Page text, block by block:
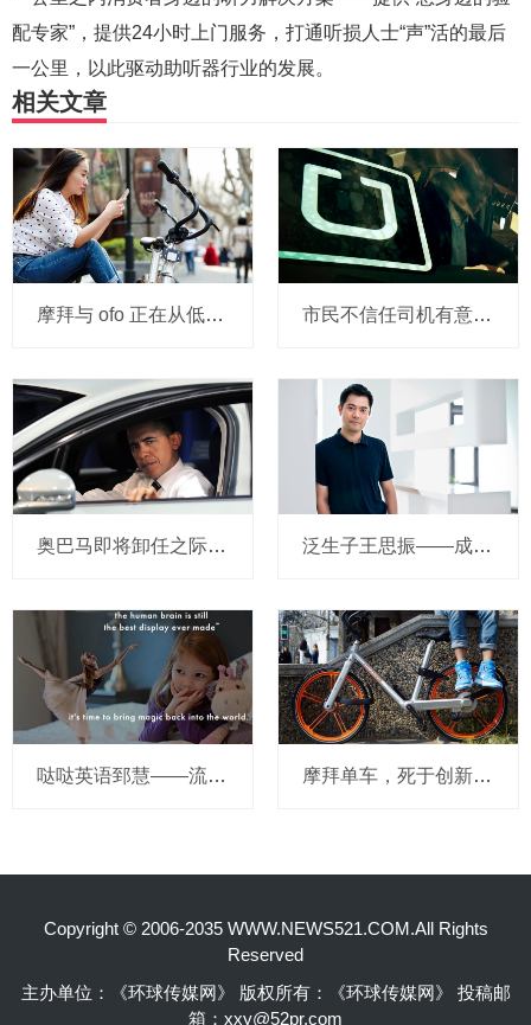
配专家”，提供24小时上门服务，打通听损人士“声”活的最后
一公里，以此驱动助听器行业的发展。
相关文章
摩拜与 ofo 正在从低端出发颠覆滴滴？三家的机会与风险 市民不信任司机有意见，Uber的匹兹堡自动驾驶路试难度不小，路况也来捣乱
奥巴马即将卸任之际，要让无人驾驶汽车合法化？ 泛生子王思振——成立两年，融资数亿，基因检测如何帮助人类战胜癌症？
哒哒英语郅慧——流量这杯毒酒，你还喝吗？ 摩拜单车，死于创新的一百万种方式
Copyright © 2006-2035 WWW.NEWS521.COM.All Rights
Reserved
主办单位：《环球传媒网》 版权所有：《环球传媒网》 投稿邮
箱：xxy@52pr.com